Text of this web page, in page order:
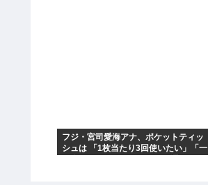
フジ・宮司愛海アナ、ポケットティッ
シュは 「1枚当たり3回使いたい」「一